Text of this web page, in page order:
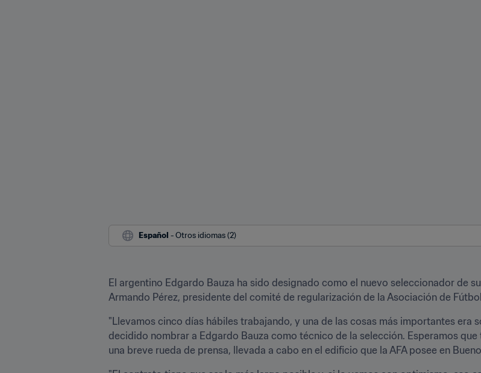
Español - Otros idiomas (2)
El argentino Edgardo Bauza ha sido designado como el nuevo seleccionador de
Armando Pérez, presidente del comité de regularización de la Asociación de
"Llevamos cinco días hábiles trabajando, y una de las cosas más importantes era
decidido nombrar a Edgardo Bauza como técnico de la selección. Esperamos
una breve rueda de prensa, llevada a cabo en el edificio que la AFA posee en